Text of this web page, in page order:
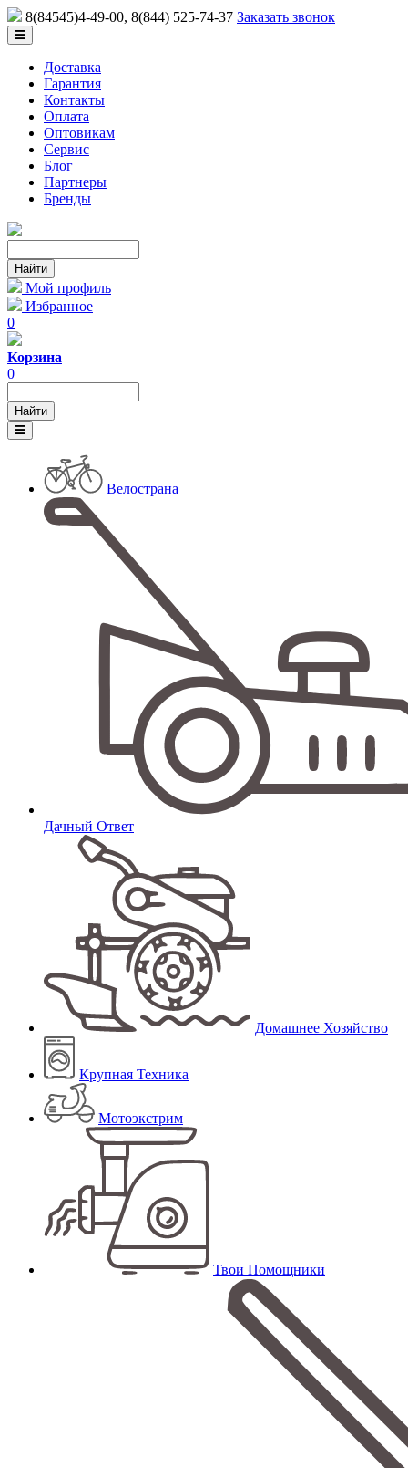
8(84545)4-49-00, 8(844) 525-74-37 Заказать звонок
Доставка
Гарантия
Контакты
Оплата
Оптовикам
Сервис
Блог
Партнеры
Бренды
Мой профиль
Избранное
0
Корзина
0
Велострана
Дачный Ответ
Домашнее Хозяйство
Крупная Техника
Мотоэкстрим
Твои Помощники